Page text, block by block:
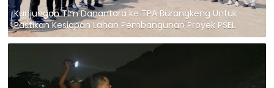
Kunjungan TIm Danantara ke TPA Burangkeng Untuk
Pastikan Kesiapan Lahan Pembangunan Proyek PSEL